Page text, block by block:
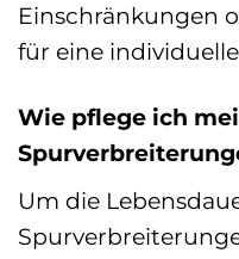
Einschränkungen
für eine
Wie pflege ich
Um die